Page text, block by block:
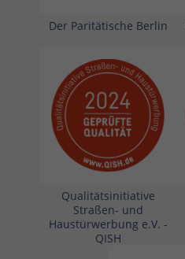
Der Paritätische Berlin
Qualitätsinitiative
Straßen- und
Haustürwerbung e.V. -
QISH